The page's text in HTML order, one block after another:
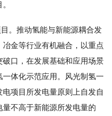
。推动氢能与新能源耦合发
金等行业有机融合，以重点
口，在发展基础和应用场景
体化示范应用。风光制氢一
项目所发电量原则上自发自
不高于新能源所发电量的